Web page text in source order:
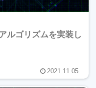
ルゴリズムを実装し
2021.11.05